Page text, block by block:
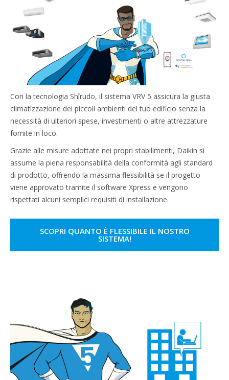
Con la tecnologia Shîrudo, il sistema VRV 5 assicura la giusta
climatizzazione dei piccoli ambienti del tuo edificio senza la
necessità di ulteriori spese, investimenti o altre attrezzature
fornite in loco.
Grazie alle misure adottate nei propri stabilimenti, Daikin si
assume la piena responsabilità della conformità agli standard
di prodotto, offrendo la massima flessibilità se il progetto
viene approvato tramite il software Xpress e vengono
rispettati alcuni semplici requisiti di installazione.
SCOPRI QUANTO È FLESSIBILE IL NOSTRO
SISTEMA!